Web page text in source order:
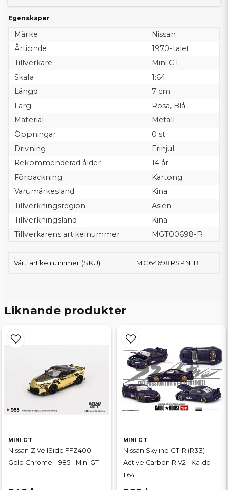
Egenskaper
Märke
Nissan
Årtionde
1970-talet
Tillverkare
Mini GT
Skala
1:64
Längd
7 cm
Färg
Rosa, Blå
Material
Metall
Öppningar
0 st
Drivning
Frihjul
Rekommenderad ålder
14 år
Förpackning
Kartong
Varumärkesland
Kina
Tillverkningsregion
Asien
Tillverkningsland
Kina
Tillverkarens artikelnummer
MGT00698-R
Vårt artikelnummer (SKU) MG64698RSPNIB
Liknande produkter
MINI GT
Nissan Z VeilSide FFZ400 -
Gold Chrome - 985 - Mini GT
MINI GT
Nissan Skyline GT-R (R33)
Active Carbon R V2 - Kaido -
1:64